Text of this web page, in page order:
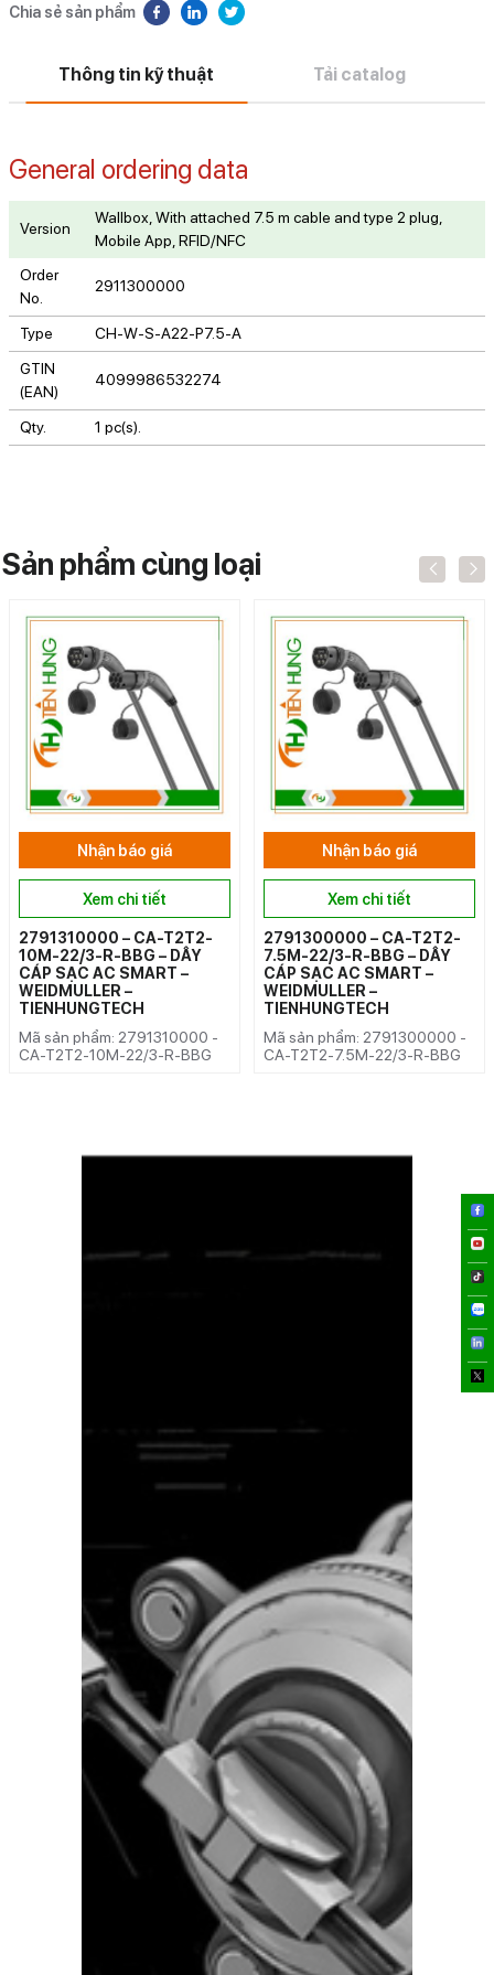
Chia sẻ sản phẩm
Thông tin kỹ thuật Tải catalog
General ordering data
Version
Wallbox, With attached 7.5 m cable and type 2 plug,
Mobile App, RFID/NFC
Order
No.
2911300000
Type
CH-W-S-A22-P7.5-A
GTIN
(EAN)
4099986532274
Qty. 1 pc(s).
Sản phẩm cùng loại
Nhận báo giá
Xem chi tiết
2791310000 – CA-T2T2-
10M-22/3-R-BBG – DÂY
CÁP SẠC AC SMART –
WEIDMULLER –
TIENHUNGTECH
Mã sản phẩm: 2791310000 -
CA-T2T2-10M-22/3-R-BBG
Nhận báo giá
Xem chi tiết
2791300000 – CA-T2T2-
7.5M-22/3-R-BBG – DÂY
CÁP SẠC AC SMART –
WEIDMULLER –
TIENHUNGTECH
Mã sản phẩm: 2791300000 -
CA-T2T2-7.5M-22/3-R-BBG